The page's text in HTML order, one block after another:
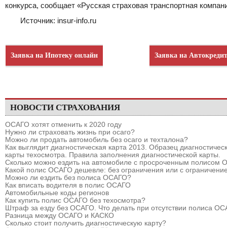
конкурса, сообщает «Русская страховая транспортная
Источник: insur-info.ru
Заявка на Ипотеку онлайн Заявка на
НОВОСТИ СТРАХОВАНИЯ
ОСАГО хотят отменить к 2020 году
Нужно ли страховать жизнь при осаго?
Можно ли продать автомобиль без осаго и техталона?
Как выглядит диагностическая карта 2013. Образец
карты техосмотра. Правила заполнения диагностической карты.
Сколько можно ездить на автомобиле с просроченным полисом
Какой полис ОСАГО дешевле: без ограничения или с
Можно ли ездить без полиса ОСАГО?
Как вписать водителя в полис ОСАГО
Автомобильные коды регионов
Как купить полис ОСАГО без техосмотра?
Штраф за езду без ОСАГО. Что делать при отсутствии полиса
Разница между ОСАГО и КАСКО
Сколько стоит получить диагностическую карту?